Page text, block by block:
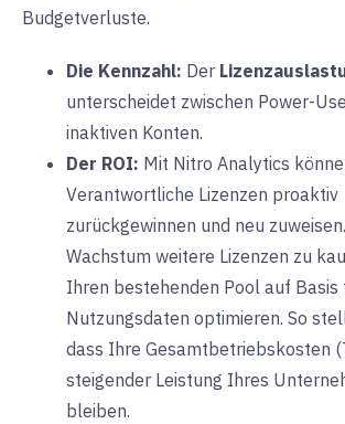
Budgetverluste.
Die Kennzahl: Der
unterscheidet zwischen Power-
inaktiven Konten.
Der ROI: Mit Nitro Analytics
Verantwortliche Lizenzen proaktiv
zurückgewinnen und neu
Wachstum weitere Lizenzen zu
Ihren bestehenden Pool auf
Nutzungsdaten optimieren. So
dass Ihre Gesamtbetriebskosten
steigender Leistung Ihres
bleiben.